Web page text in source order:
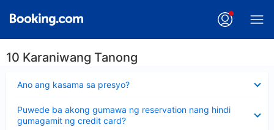
10 Karaniwang Tanong
Ano ang kasama sa presyo?
ang
Puwede ba akong gumawa ng reservation nang hindi
gumagamit ng credit card?
ang
sagot